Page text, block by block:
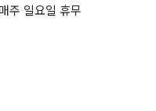
주 일요일 휴무